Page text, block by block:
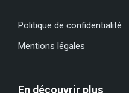
Politique de confidentialité
Mentions légales
En découvrir plus